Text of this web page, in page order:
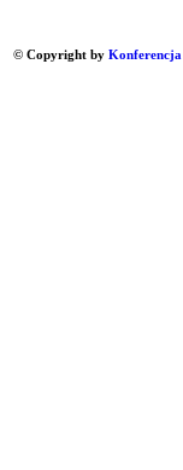
© Copyright by Konferencja